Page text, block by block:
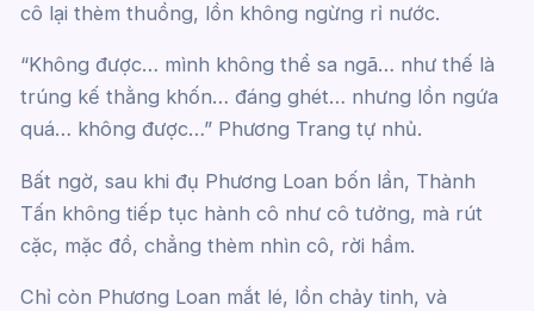
cô lại thèm thuồng, lồn không ngừng rỉ nước.
“Không được… mình không thể sa ngã… như thế là
trúng kế thằng khốn… đáng ghét… nhưng lồn ngứa
quá… không được…” Phương Trang tự nhủ.
Bất ngờ, sau khi đụ Phương Loan bốn lần, Thành
Tấn không tiếp tục hành cô như cô tưởng, mà rút
cặc, mặc đồ, chẳng thèm nhìn cô, rời hầm.
Chỉ còn Phương Loan mắt lé, lồn chảy tinh, và